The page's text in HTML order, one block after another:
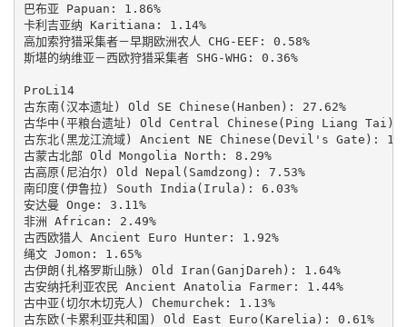
巴布亚 Papuan: 1.86%
卡利吉亚纳 Karitiana: 1.14%
高加索狩猎采集者－早期欧洲农人 CHG-EEF: 0.58%
斯堪的纳维亚－西欧狩猎采集者 SHG-WHG: 0.36%
ProLi14
古东南(汉本遗址) Old SE Chinese(Hanben): 27.62%
古华中(平粮台遗址) Old Central Chinese(Ping Liang Tai):
古东北(黑龙江流域) Ancient NE Chinese(Devil's Gate):
古蒙古北部 Old Mongolia North: 8.29%
古高原(尼泊尔) Old Nepal(Samdzong): 7.53%
南印度(伊鲁拉) South India(Irula): 6.03%
安达曼 Onge: 3.11%
非洲 African: 2.49%
古西欧猎人 Ancient Euro Hunter: 1.92%
绳文 Jomon: 1.65%
古伊朗(扎格罗斯山脉) Old Iran(GanjDareh): 1.64%
古安纳托利亚农民 Ancient Anatolia Farmer: 1.44%
古中亚(切尔木切克人) Chemurchek: 1.13%
古东欧(卡累利亚共和国) Old East Euro(Karelia): 0.61%